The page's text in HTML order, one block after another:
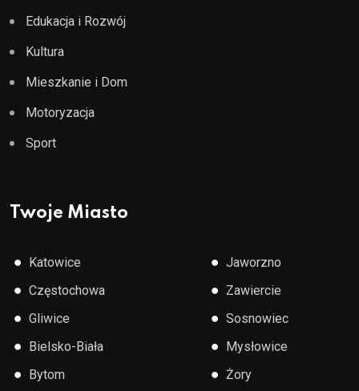
Edukacja i Rozwój
Kultura
Mieszkanie i Dom
Motoryzacja
Sport
Twoje Miasto
● Katowice
● Częstochowa
● Gliwice
● Bielsko-Biała
● Bytom
● Jaworzno
● Zawiercie
● Sosnowiec
● Mysłowice
● Żory